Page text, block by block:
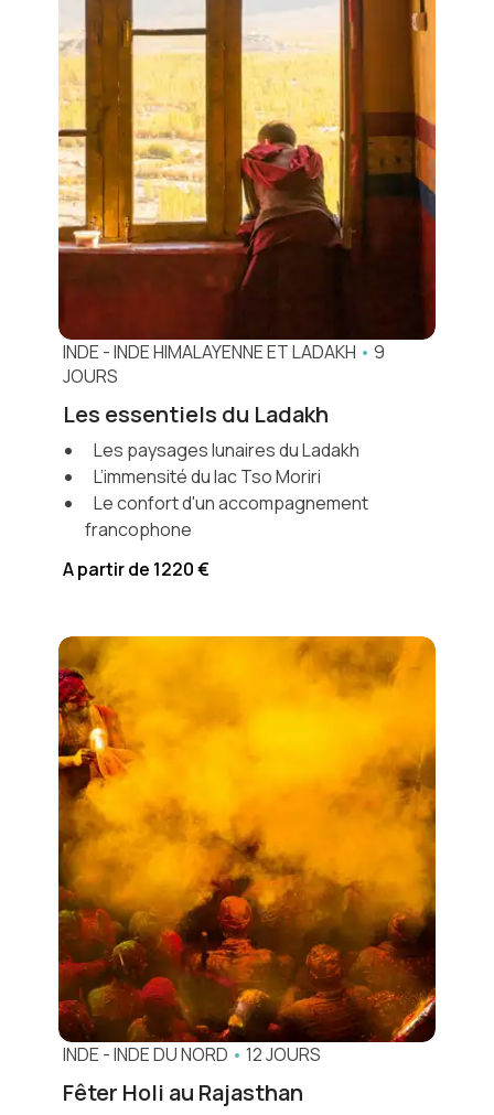
INDE -INDE HIMALAYENNE ET LADAKH • 9
JOURS
Les essentiels du Ladakh
Les paysages lunaires du Ladakh
L’immensité du lac Tso Moriri
Le confort d'un accompagnement
francophone
A partir de 1220 €
INDE -INDE DU NORD • 12 JOURS
Fêter Holi au Rajasthan